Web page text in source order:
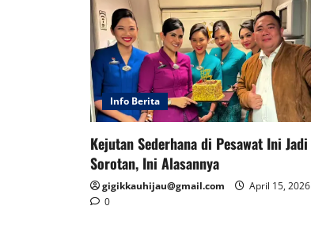
Info Berita
Kejutan Sederhana di Pesawat Ini Jadi
Sorotan, Ini Alasannya
gigikkauhijau@gmail.com
April 15, 2026
0